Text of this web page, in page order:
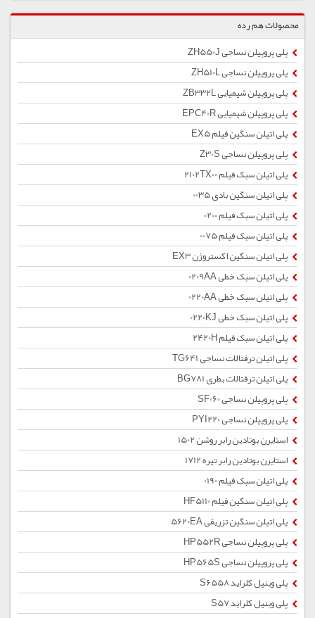
محصولات هم رده
پلی پروپیلن نساجی ZH550J
پلی پروپیلن نساجی ZH510L
پلی پروپیلن شیمیایی ZB332L
پلی پروپیلن شیمیایی EPC40R
پلی اتیلن سنگین فیلم EX5
پلی پروپیلن نساجی Z30S
پلی اتیلن سبک فیلم 2102TX00
پلی اتیلن سنگین بادی 0035
پلی اتیلن سبک فیلم 0200
پلی اتیلن سبک فیلم 0075
پلی اتیلن سنگین اکستروژن EX3
پلی اتیلن سبک خطی 0209AA
پلی اتیلن سبک خطی 0220AA
پلی اتیلن سبک خطی 0220KJ
پلی اتیلن سبک فیلم 2420H
پلی اتیلن ترفتالات نساجی TG641
پلی اتیلن ترفتالات بطری BG781
پلی پروپیلن نساجی SF060
پلی پروپیلن نساجی PYI220
استایرن بوتادین رابر روشن 1502
استایرن بوتادین رابر تیره 1712
پلی اتیلن سبک فیلم 0190
پلی اتیلن سنگین فیلم HF5110
پلی اتیلن سنگین تزریقی 5620EA
پلی پروپیلن نساجی HP552R
پلی پروپیلن نساجی HP565S
پلی وینیل کلراید S6558
پلی وینیل کلراید S57